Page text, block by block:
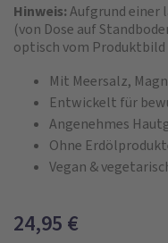
Hinweis:Aufgrund einer
(von Dose auf
optisch vom Produktbild
Mit Meersalz,
Entwickelt für
Angenehmes
Ohne
Vegan &
24,95 €